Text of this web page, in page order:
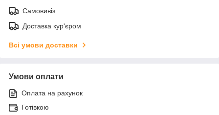
Самовивіз
Доставка кур'єром
Всі умови доставки
Умови оплати
Оплата на рахунок
Готівкою